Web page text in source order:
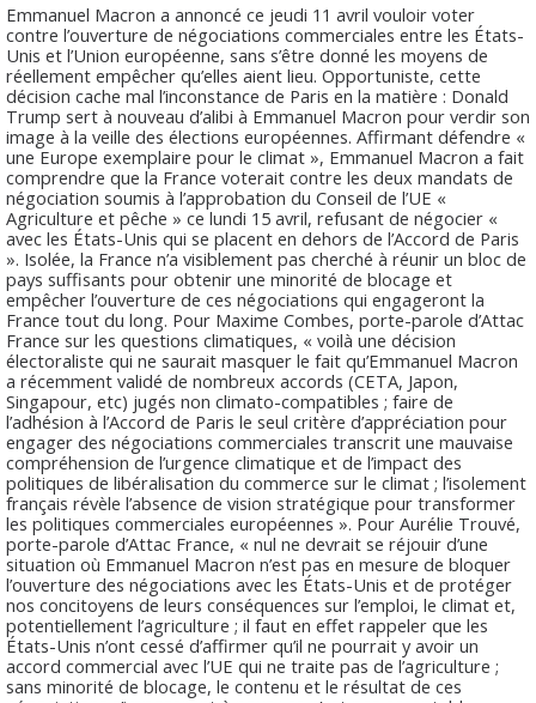
Emmanuel Macron a annoncé ce jeudi 11 avril vouloir voter
contre l’ouverture de négociations commerciales entre les États-
Unis et l’Union européenne, sans s’être donné les moyens de
réellement empêcher qu’elles aient lieu. Opportuniste, cette
décision cache mal l’inconstance de Paris en la matière : Donald
Trump sert à nouveau d’alibi à Emmanuel Macron pour verdir son
image à la veille des élections européennes. Affirmant défendre «
une Europe exemplaire pour le climat », Emmanuel Macron a fait
comprendre que la France voterait contre les deux mandats de
négociation soumis à l’approbation du Conseil de l’UE «
Agriculture et pêche » ce lundi 15 avril, refusant de négocier «
avec les États-Unis qui se placent en dehors de l’Accord de Paris
». Isolée, la France n’a visiblement pas cherché à réunir un bloc de
pays suffisants pour obtenir une minorité de blocage et
empêcher l’ouverture de ces négociations qui engageront la
France tout du long. Pour Maxime Combes, porte-parole d’Attac
France sur les questions climatiques, « voilà une décision
électoraliste qui ne saurait masquer le fait qu’Emmanuel Macron
a récemment validé de nombreux accords (CETA, Japon,
Singapour, etc) jugés non climato-compatibles ; faire de
l’adhésion à l’Accord de Paris le seul critère d’appréciation pour
engager des négociations commerciales transcrit une mauvaise
compréhension de l’urgence climatique et de l’impact des
politiques de libéralisation du commerce sur le climat ; l’isolement
français révèle l’absence de vision stratégique pour transformer
les politiques commerciales européennes ». Pour Aurélie Trouvé,
porte-parole d’Attac France, « nul ne devrait se réjouir d’une
situation où Emmanuel Macron n’est pas en mesure de bloquer
l’ouverture des négociations avec les États-Unis et de protéger
nos concitoyens de leurs conséquences sur l’emploi, le climat et,
potentiellement l’agriculture ; il faut en effet rappeler que les
États-Unis n’ont cessé d’affirmer qu’il ne pourrait y avoir un
accord commercial avec l’UE qui ne traite pas de l’agriculture ;
sans minorité de blocage, le contenu et le résultat de ces